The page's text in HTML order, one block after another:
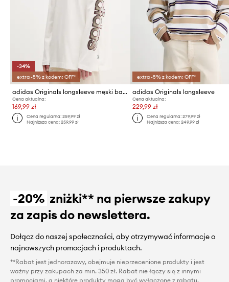
-34%
extra -5% z kodem: OFF*
adidas Originals longsleeve męski bawełniany
Cena aktualna:
169,99 zł
Cena regularna:259,99 zł
Najniższa cena:259,99 zł
extra -5% z kodem: OFF*
adidas Originals longsleeve
Cena aktualna:
229,99 zł
Cena regularna: 279,99 zł
Najniższa cena: 249,99 zł
-20% zniżki** na pierwsze zakupy
za zapis do newslettera.
Dołącz do naszej społeczności, aby otrzymywać informacje o
najnowszych promocjach i produktach.
**Rabat jest jednorazowy, obejmuje nieprzecenione produkty i jest
ważny przy zakupach za min. 350 zł. Rabat nie łączy się z innymi
promocjami, a niektóre produkty mogą być wyłączone z rabatu.